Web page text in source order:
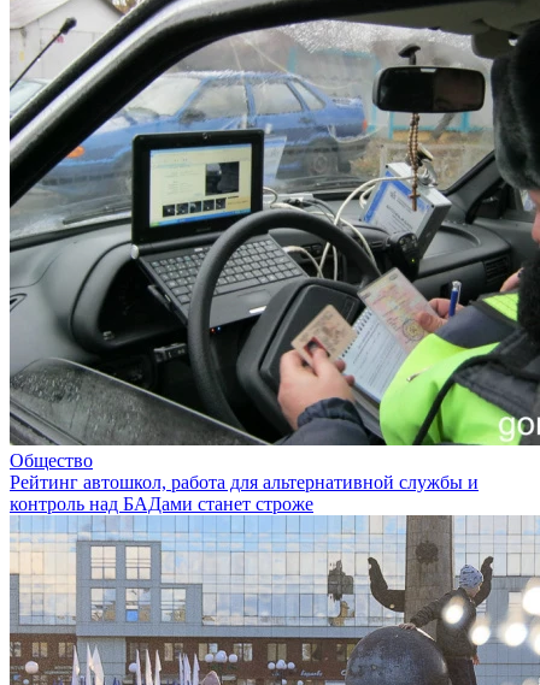
Общество
Рейтинг автошкол, работа для альтернативной службы и
контроль над БАДами станет строже